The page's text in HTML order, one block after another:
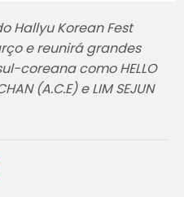
Hallyu Korean Fest
e reunirá grandes
coreana como HELLO
(A.C.E) e LIM SEJUN